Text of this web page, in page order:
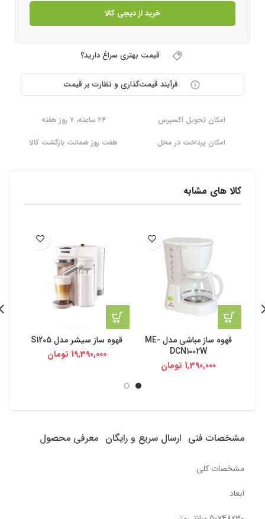
خرید از دیجی کالا
قیمت بهتری سراغ دارید؟
فرآیند قیمت‌گذاری و نظارت بر قیمت
امکان تحویل اکسپرس
۲۴ ساعته، ۷ روز هفته
امکان پرداخت در محل
هفت روز ضمانت بازگشت کالا
کالا های مشابه
قهوه ساز مباشی مدل ME-
DCN1002W
1,390,000 تومان
قهوه ساز سیشر مدل S1205
19,390,000 تومان
مشخصات فنی ارسال سریع و رایگان معرفی محصول
مشخصات کلی
ابعاد